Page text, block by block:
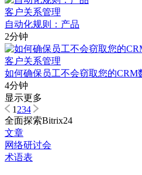
客户关系管理
自动化规则：产品
2分钟
客户关系管理
如何确保员工不会窃取您的CRM
4分钟
显示更多
1234
全面探索Bitrix24
文章
网络研讨会
术语表